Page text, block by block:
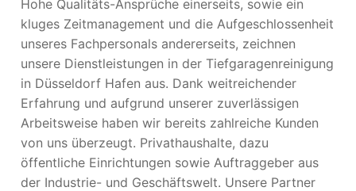
Hohe Qualitäts-Ansprüche einerseits, sowie ein
kluges Zeitmanagement und die Aufgeschlossenheit
unseres Fachpersonals andererseits, zeichnen
unsere Dienstleistungen in der Tiefgaragenreinigung
in Düsseldorf Hafen aus. Dank weitreichender
Erfahrung und aufgrund unserer zuverlässigen
Arbeitsweise haben wir bereits zahlreiche Kunden
von uns überzeugt. Privathaushalte, dazu
öffentliche Einrichtungen sowie Auftraggeber aus
der Industrie- und Geschäftswelt. Unsere Partner